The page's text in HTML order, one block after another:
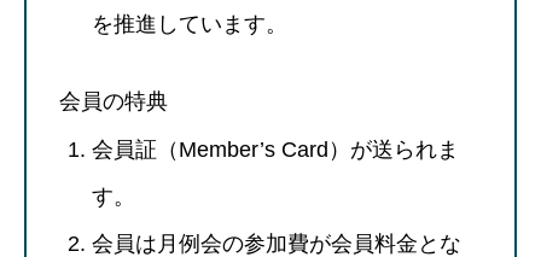
を推進しています。
会員の特典
会員証（Member’s Card）が送られま
す。
会員は月例会の参加費が会員料金とな